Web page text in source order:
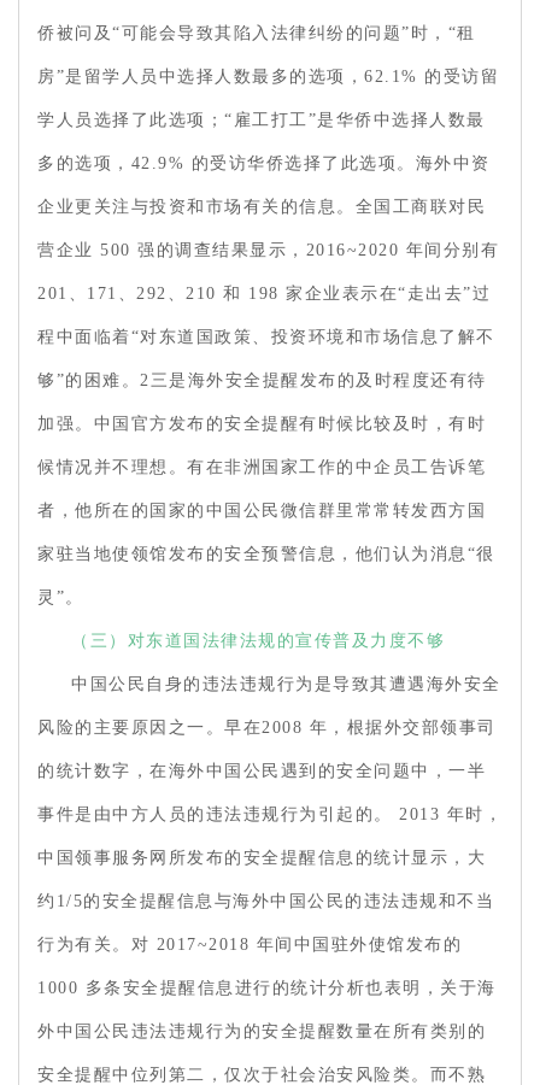
侨被问及“可能会导致其陷入法律纠纷的问题”时，“租
房”是留学人员中选择人数最多的选项，62.1% 的受访留
学人员选择了此选项；“雇工打工”是华侨中选择人数最
多的选项，42.9% 的受访华侨选择了此选项。海外中资
企业更关注与投资和市场有关的信息。全国工商联对民
营企业 500 强的调查结果显示，2016~2020 年间分别有
201、171、292、210 和 198 家企业表示在“走出去”过
程中面临着“对东道国政策、投资环境和市场信息了解不
够”的困难。2三是海外安全提醒发布的及时程度还有待
加强。中国官方发布的安全提醒有时候比较及时，有时
候情况并不理想。有在非洲国家工作的中企员工告诉笔
者，他所在的国家的中国公民微信群里常常转发西方国
家驻当地使领馆发布的安全预警信息，他们认为消息“很
灵”。
（三）对东道国法律法规的宣传普及力度不够
中国公民自身的违法违规行为是导致其遭遇海外安全
风险的主要原因之一。早在2008 年，根据外交部领事司
的统计数字，在海外中国公民遇到的安全问题中，一半
事件是由中方人员的违法违规行为引起的。 2013 年时，
中国领事服务网所发布的安全提醒信息的统计显示，大
约1/5的安全提醒信息与海外中国公民的违法违规和不当
行为有关。对 2017~2018 年间中国驻外使馆发布的
1000 多条安全提醒信息进行的统计分析也表明，关于海
外中国公民违法违规行为的安全提醒数量在所有类别的
安全提醒中位列第二，仅次于社会治安风险类。而不熟